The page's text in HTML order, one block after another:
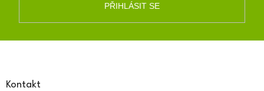
PŘIHLÁSIT SE
Kontakt